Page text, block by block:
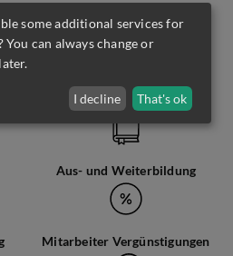
Bezahlung über Kollektiv
Aus- und Weiterbildung
Mitarbeiter Vergünstigungen
some additional services for
You can always change or
I decline That's ok